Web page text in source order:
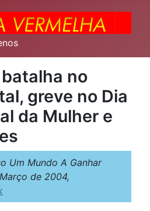
no
greve no Dia
da Mulher e
Um Mundo A Ganhar
de 2004,